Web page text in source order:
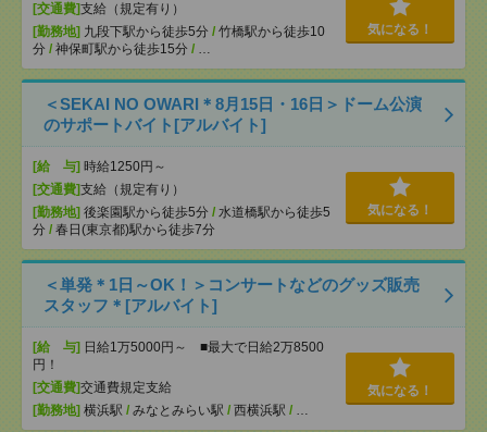
[交通費]支給（規定有り）
[勤務地] 九段下駅から徒歩5分 / 竹橋駅から徒歩10
分 / 神保町駅から徒歩15分 / …
気になる！
＜SEKAI NO OWARI＊8月15日・16日＞ドーム公演
のサポートバイト[アルバイト]
[給 与] 時給1250円～
[交通費]支給（規定有り）
[勤務地] 後楽園駅から徒歩5分 / 水道橋駅から徒歩5
分 / 春日(東京都)駅から徒歩7分
気になる！
＜単発＊1日～OK！＞コンサートなどのグッズ販売
スタッフ＊[アルバイト]
[給 与] 日給1万5000円～ ■最大で日給2万8500
円！
[交通費]交通費規定支給
[勤務地] 横浜駅 / みなとみらい駅 / 西横浜駅 / …
気になる！